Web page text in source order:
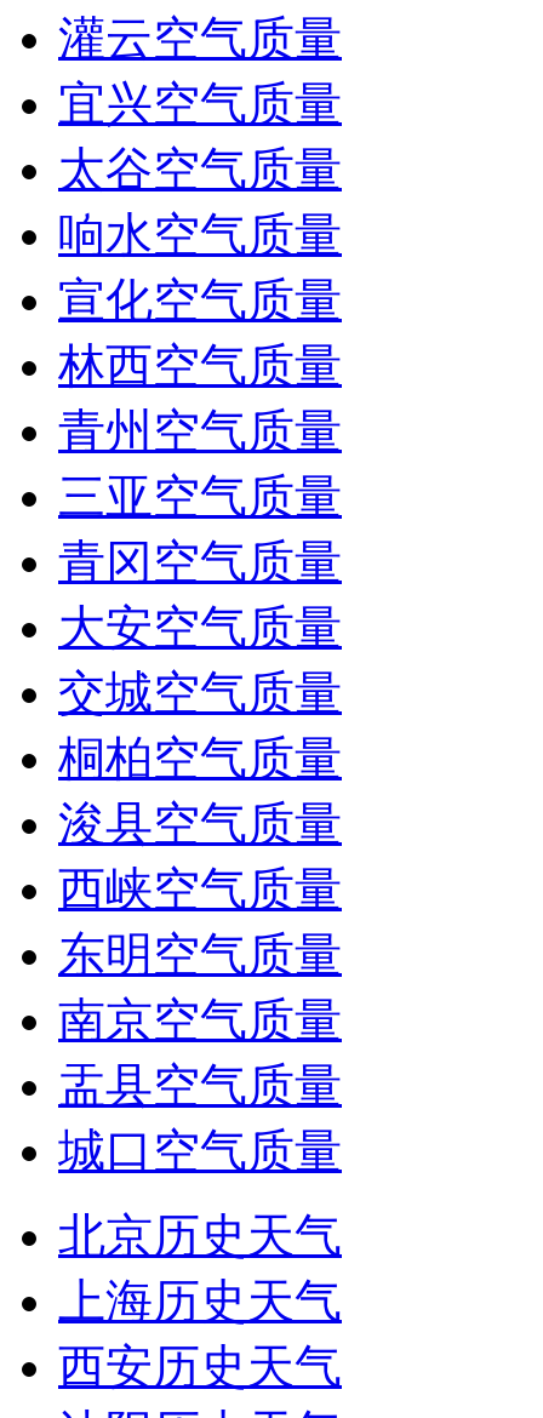
灌云空气质量
宜兴空气质量
太谷空气质量
响水空气质量
宣化空气质量
林西空气质量
青州空气质量
三亚空气质量
青冈空气质量
大安空气质量
交城空气质量
桐柏空气质量
浚县空气质量
西峡空气质量
东明空气质量
南京空气质量
盂县空气质量
城口空气质量
北京历史天气
上海历史天气
西安历史天气